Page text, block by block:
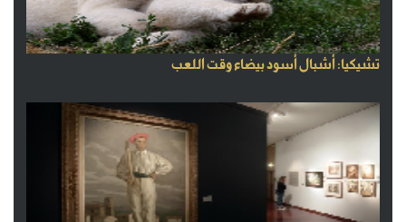
تشيكيا: أشبال أسود بيضاء وقت اللعب